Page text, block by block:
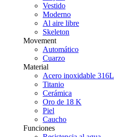
Vestido
Moderno
Al aire libre
Skeleton
Movement
Automático
Cuarzo
Material
Acero inoxidable 316L
Titanio
Cerámica
Oro de 18 K
Piel
Caucho
Funciones